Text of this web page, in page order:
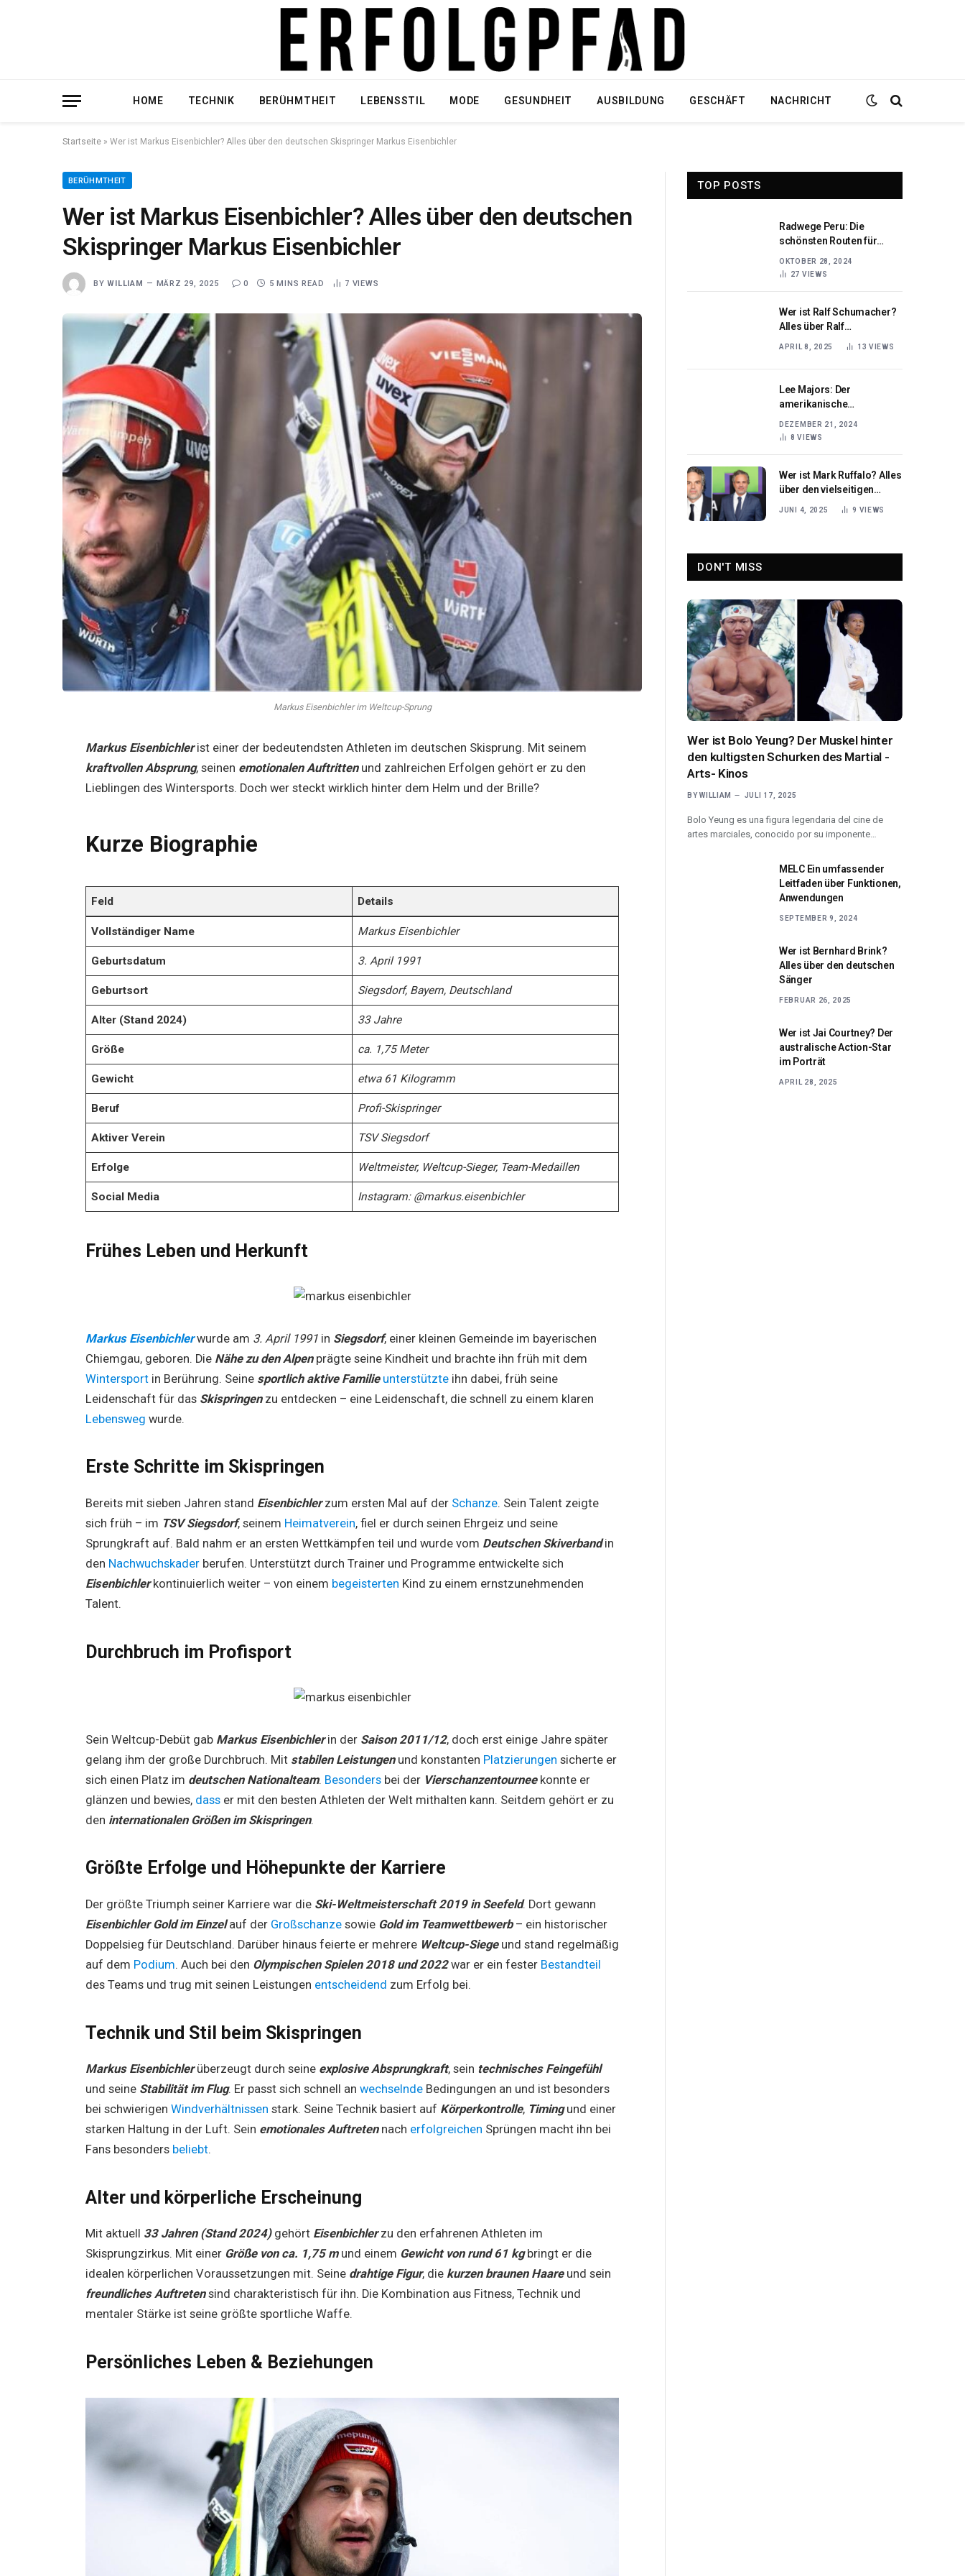
HOME TECHNIK BERÜHMTHEIT LEBENSSTIL MODE GESUNDHEIT AUSBILDUNG GESCHÄFT NACHRICHT
Startseite » Wer ist Markus Eisenbichler? Alles über den deutschen Skispringer Markus Eisenbichler
BERÜHMTHEIT
Wer ist Markus Eisenbichler? Alles über den deutschen
Skispringer Markus Eisenbichler
BY WILLIAM MÄRZ 29, 2025 0 5 MINS READ 7 VIEWS
Markus Eisenbichler im Weltcup-Sprung
Markus Eisenbichlerist einer der bedeutendsten Athleten im deutschen Skisprung. Mit seinem
kraftvollen Absprung, seinen emotionalen Auftrittenund zahlreichen Erfolgen gehört er zu den
Lieblingen des Wintersports. Doch wer steckt wirklich hinter dem Helm und der Brille?
Kurze Biographie
Feld Details
Vollständiger Name Markus Eisenbichler
Geburtsdatum 3. April 1991
Geburtsort Siegsdorf, Bayern, Deutschland
Alter (Stand 2024) 33 Jahre
Größe ca. 1,75 Meter
Gewicht etwa 61 Kilogramm
Beruf Profi-Skispringer
Aktiver Verein TSV Siegsdorf
Erfolge Weltmeister, Weltcup-Sieger, Team-Medaillen
Social Media Instagram: @markus.eisenbichler
Frühes Leben und Herkunft
Markus Eisenbichler wurde am 3. April 1991in Siegsdorf, einer kleinen Gemeinde im bayerischen
Chiemgau, geboren. Die Nähe zu den Alpenprägte seine Kindheit und brachte ihn früh mit dem
Wintersport in Berührung. Seine sportlich aktive Familie unterstützte ihn dabei, früh seine
Leidenschaft für das Skispringenzu entdecken – eine Leidenschaft, die schnell zu einem klaren
Lebensweg wurde.
Erste Schritte im Skispringen
Bereits mit sieben Jahren stand Eisenbichlerzum ersten Mal auf der Schanze. Sein Talent zeigte
sich früh – im TSV Siegsdorf, seinem Heimatverein, fiel er durch seinen Ehrgeiz und seine
Sprungkraft auf. Bald nahm er an ersten Wettkämpfen teil und wurde vom Deutschen Skiverbandin
den Nachwuchskader berufen. Unterstützt durch Trainer und Programme entwickelte sich
Eisenbichlerkontinuierlich weiter – von einem begeisterten Kind zu einem ernstzunehmenden
Talent.
Durchbruch im Profisport
Sein Weltcup-Debüt gab Markus Eisenbichlerin der Saison 2011/12, doch erst einige Jahre später
gelang ihm der große Durchbruch. Mit stabilen Leistungenund konstanten Platzierungen sicherte er
sich einen Platz im deutschen Nationalteam. Besonders bei der Vierschanzentourneekonnte er
glänzen und bewies, dass er mit den besten Athleten der Welt mithalten kann. Seitdem gehört er zu
den internationalen Größen im Skispringen.
Größte Erfolge und Höhepunkte der Karriere
Der größte Triumph seiner Karriere war die Ski-Weltmeisterschaft 2019 in Seefeld. Dort gewann
Eisenbichler Gold im Einzelauf der Großschanze sowie Gold im Teamwettbewerb– ein historischer
Doppelsieg für Deutschland. Darüber hinaus feierte er mehrere Weltcup-Siegeund stand regelmäßig
auf dem Podium. Auch bei den Olympischen Spielen 2018 und 2022war er ein fester Bestandteil
des Teams und trug mit seinen Leistungen entscheidend zum Erfolg bei.
Technik und Stil beim Skispringen
Markus Eisenbichlerüberzeugt durch seine explosive Absprungkraft, sein technisches Feingefühl
und seine Stabilität im Flug. Er passt sich schnell an wechselnde Bedingungen an und ist besonders
bei schwierigen Windverhältnissen stark. Seine Technik basiert auf Körperkontrolle, Timingund einer
starken Haltung in der Luft. Sein emotionales Auftretennach erfolgreichen Sprüngen macht ihn bei
Fans besonders beliebt.
Alter und körperliche Erscheinung
Mit aktuell 33 Jahren (Stand 2024)gehört Eisenbichlerzu den erfahrenen Athleten im
Skisprungzirkus. Mit einer Größe von ca. 1,75 mund einem Gewicht von rund 61 kgbringt er die
idealen körperlichen Voraussetzungen mit. Seine drahtige Figur, die kurzen braunen Haareund sein
freundliches Auftretensind charakteristisch für ihn. Die Kombination aus Fitness, Technik und
mentaler Stärke ist seine größte sportliche Waffe.
Persönliches Leben & Beziehungen
TOP POSTS
Radwege Peru: Die
schönsten Routen für
Naturfreunde
OKTOBER 28, 2024
27 VIEWS
Wer ist Ralf Schumacher?
Alles über Ralf
Schumachers Karriere als
APRIL 8, 2025 13 VIEWS
Lee Majors: Der
amerikanische
DEZEMBER 21, 2024
8VIEWS
Wer ist Mark Ruffalo? Alles
über den vielseitigen
American Actor
JUNI 4, 2025 9 VIEWS
DON'T MISS
Wer ist Bolo Yeung? Der Muskel hinter
den kultigsten Schurken des Martial -
Arts- Kinos
BY WILLIAM JULI 17, 2025
Bolo Yeung es una figura legendaria del cine de
artes marciales, conocido por su imponente…
MELC Ein umfassender
Leitfaden über Funktionen,
Anwendungen
SEPTEMBER 9, 2024
Wer ist Bernhard Brink?
Alles über den deutschen
Sänger
FEBRUAR 26, 2025
Wer ist Jai Courtney? Der
australische Action-Star
im Porträt
APRIL 28, 2025